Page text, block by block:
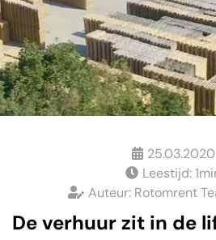
25.03.2020
Leestijd:1
Auteur: Rotomrent
De verhuur zit in de